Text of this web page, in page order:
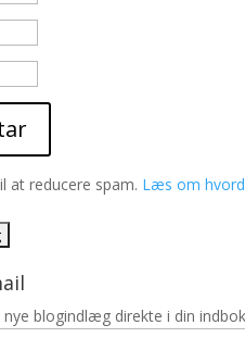
at reducere spam. Læs om
blogindlæg direkte i din